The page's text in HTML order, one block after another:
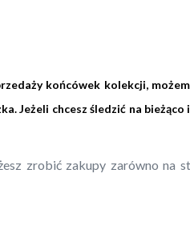
końcówek kolekcji,
Jeżeli chcesz śledzić na
zrobić zakupy zarówno na